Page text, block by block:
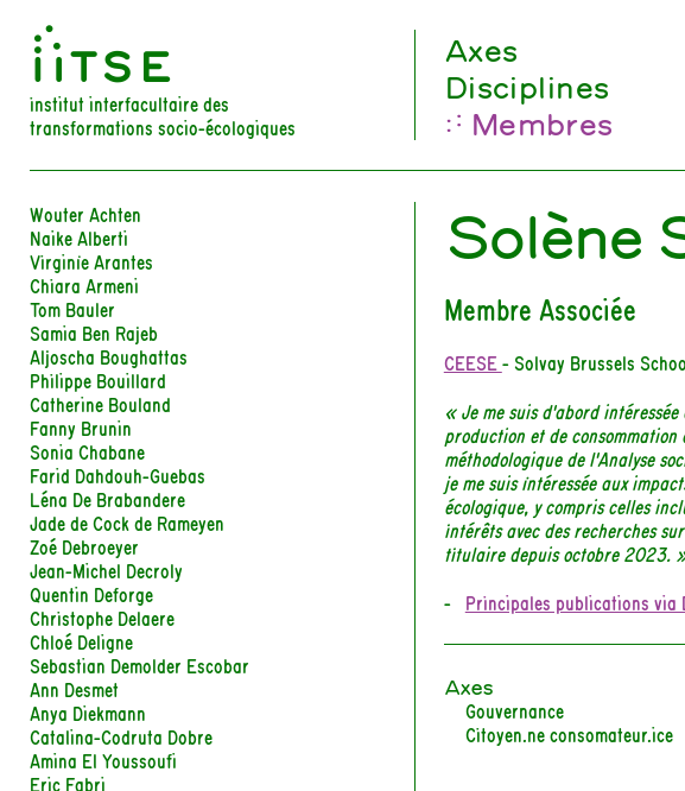
󰀀
institut interfacultaire des
transformations socio-écologiques
Axes
Disciplines
Membres
Wouter Achten
Naike Alberti
Virginie Arantes
Chiara Armeni
Tom Bauler
Samia Ben Rajeb
Aljoscha Boughattas
Philippe Bouillard
Catherine Bouland
Fanny Brunin
Sonia Chabane
Farid Dahdouh-Guebas
Léna De Brabandere
Jade de Cock de Rameyen
Zoé Debroeyer
Jean-Michel Decroly
Quentin Deforge
Christophe Delaere
Chloé Deligne
Sebastian Demolder Escobar
Ann Desmet
Anya Diekmann
Catalina-Codruta Dobre
Amina El Youssoufi
Eric Fabri
Solène
Membre Associée
CEESE- Solvay Brussels
« Je me suis d'abord
production et de consommation
méthodologique de l'Analyse
je me suis intéressée aux
écologique, y compris celles
intérêts avec des recherches
titulaire depuis octobre 2023.
Principales publications via
Axes
Gouvernance
Citoyen.ne consomateur.ice